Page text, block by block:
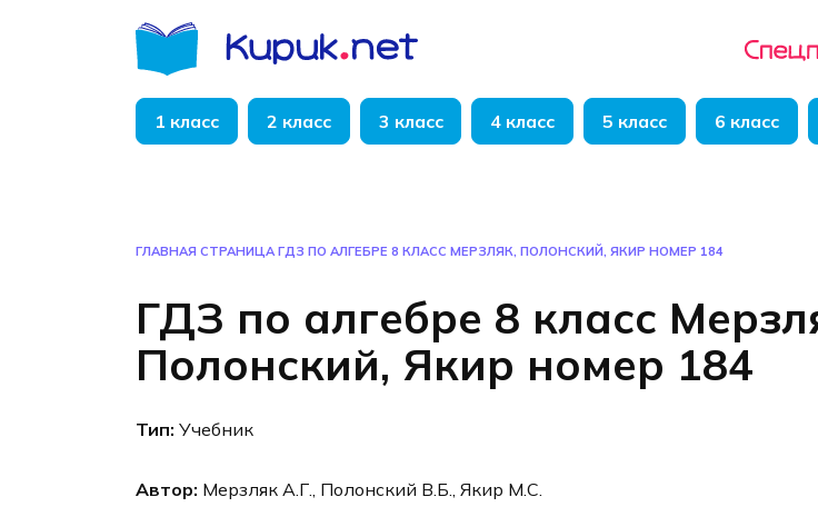
1 класс 2 класс 3 класс 4 класс 5 класс 6 класс
ГЛАВНАЯ СТРАНИЦА ГДЗ ПО АЛГЕБРЕ 8 КЛАСС МЕРЗЛЯК, ПОЛОНСКИЙ, ЯКИР НОМЕР 184
ГДЗ по алгебре 8 класс
Полонский, Якир номер 184
Тип: Учебник
Автор: Мерзляк А.Г., Полонский В.Б., Якир М.С.